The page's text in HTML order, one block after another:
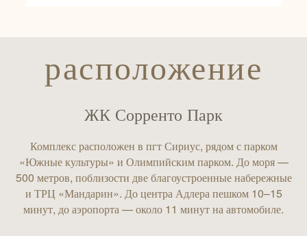
расположение
ЖК Сорренто Парк
Комплекс расположен в пгт Сириус, рядом с парком
«Южные культуры» и Олимпийским парком. До моря —
500 метров, поблизости две благоустроенные набережные
и ТРЦ «Мандарин». До центра Адлера пешком 10–15
минут, до аэропорта — около 11 минут на автомобиле.